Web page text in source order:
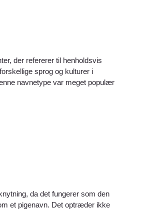
der refererer til henholdsvis
sprog og kulturer i
navnetype var meget populær
da det fungerer som den
et pigenavn. Det optræder ikke